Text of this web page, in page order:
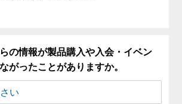
の情報が製品購入や入会・イベン
がったことがありますか。